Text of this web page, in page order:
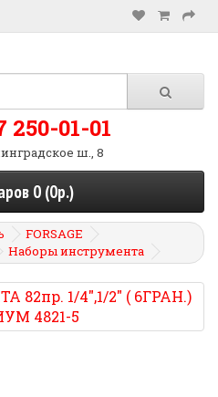
250-01-01
ш., 8
0 (0р.)
FORSAGE
Наборы инструмента